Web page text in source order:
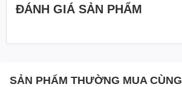
ĐÁNH GIÁ SẢN PHẨM
SẢN PHẨM THƯỜNG MUA CÙNG